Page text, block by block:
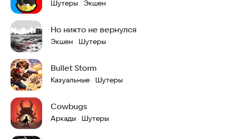
Шутеры · Экшен
Но никто не вернулся
Экшен · Шутеры
Bullet Storm
Казуальные · Шутеры
Cowbugs
Аркады · Шутеры